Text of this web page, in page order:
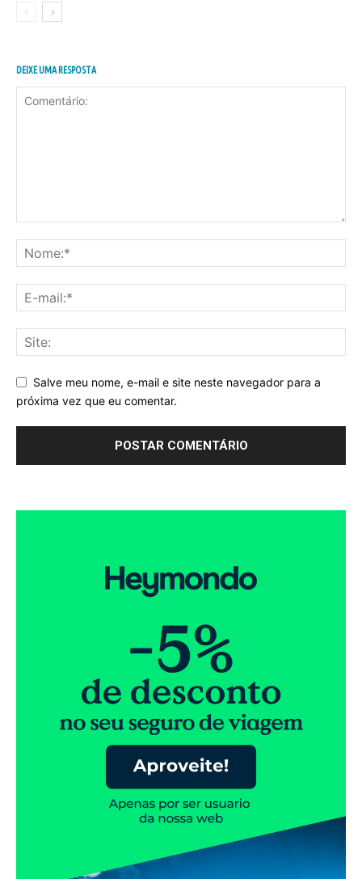
DEIXE UMA RESPOSTA
Salve meu nome, e-mail e site neste navegador para a
próxima vez que eu comentar.